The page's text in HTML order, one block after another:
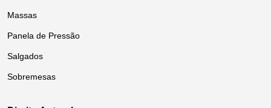
Massas
Panela de Pressão
Salgados
Sobremesas